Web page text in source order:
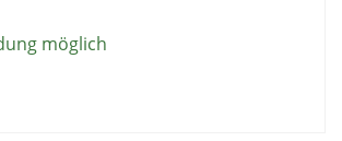
möglich